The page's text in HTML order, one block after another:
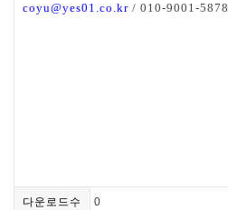
coyu@yes01.co.kr / 010-9001-5878
다운로드수 0